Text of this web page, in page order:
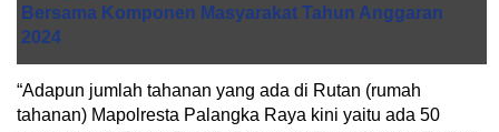
Bersama Komponen Masyarakat Tahun Anggaran
2024
“Adapun jumlah tahanan yang ada di Rutan (rumah
tahanan) Mapolresta Palangka Raya kini yaitu ada 50